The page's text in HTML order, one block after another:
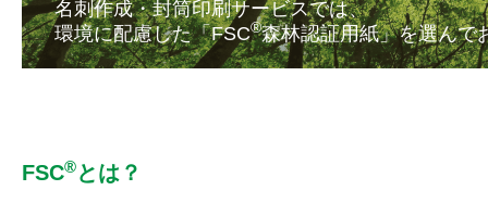
名刺作成・封筒印刷サービスでは、
環境に配慮した「FSC®森林認証用紙」を選んで
FSC®とは？